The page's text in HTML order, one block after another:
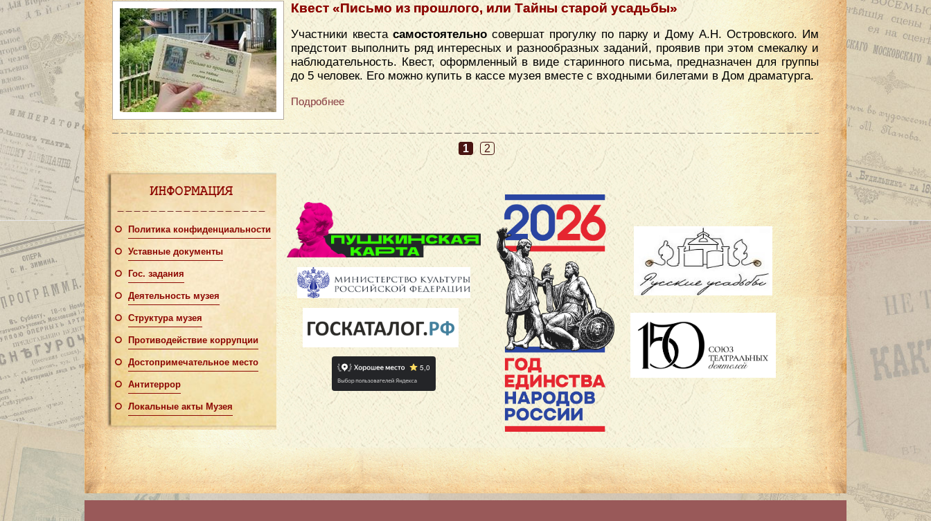
Квест «Письмо из прошлого, или Тайны старой усадьбы»
Участники квеста самостоятельно совершат прогулку по парку и Дому А.Н. Островского. Им
предстоит выполнить ряд интересных и разнообразных заданий, проявив при этом смекалку и
наблюдательность. Квест, оформленный в виде старинного письма, предназначен для группы
до 5 человек. Его можно купить в кассе музея вместе с входными билетами в Дом драматурга.
Подробнее
1 2
ИНФОРМАЦИЯ
Политика конфиденциальности
Уставные документы
Гос. задания
Деятельность музея
Структура музея
Противодействие коррупции
Достопримечательное место
Антитеррор
Локальные акты Музея